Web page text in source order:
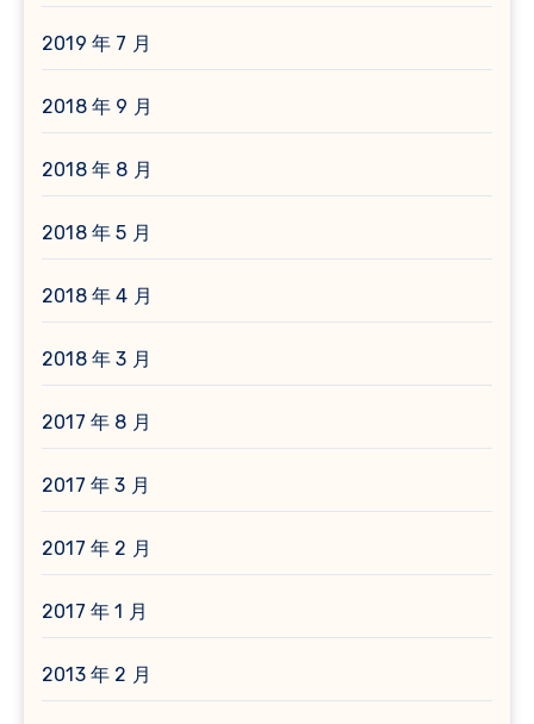
2019 年 7 月
2018 年 9 月
2018 年 8 月
2018 年 5 月
2018 年 4 月
2018 年 3 月
2017 年 8 月
2017 年 3 月
2017 年 2 月
2017 年 1 月
2013 年 2 月